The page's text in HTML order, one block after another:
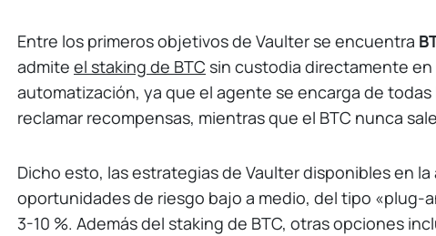
Entre los primeros objetivos de Vaulter se encuentra
admite el staking de BTC sin custodia directamente en
automatización, ya que el agente se encarga de
reclamar recompensas, mientras que el BTC nunca
Dicho esto, las estrategias de Vaulter disponibles en
oportunidades de riesgo bajo a medio, del tipo «plug-
3-10 %. Además del staking de BTC, otras opciones